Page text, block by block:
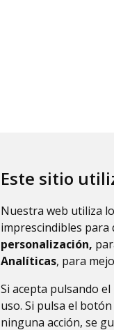
Este sitio
Nuestra web utiliza
imprescindibles para
personalización,
Analíticas, para
Si acepta pulsando
uso. Si pulsa el botón
ninguna acción, se
Anterior